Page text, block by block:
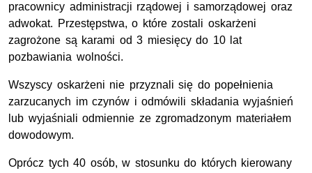
pracownicy administracji rządowej i samorządowej oraz
adwokat. Przestępstwa, o które zostali oskarżeni
zagrożone są karami od 3 miesięcy do 10 lat
pozbawiania wolności.
Wszyscy oskarżeni nie przyznali się do popełnienia
zarzucanych im czynów i odmówili składania wyjaśnień
lub wyjaśniali odmiennie ze zgromadzonym materiałem
dowodowym.
Oprócz tych 40 osób, w stosunku do których kierowany